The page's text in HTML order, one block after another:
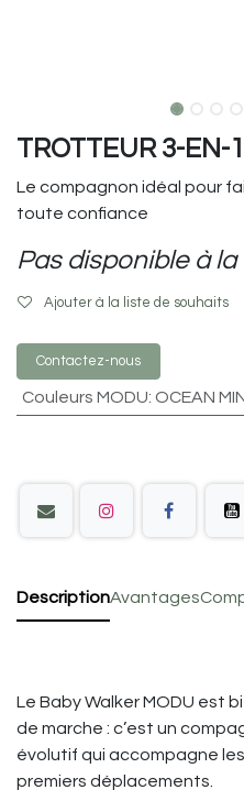
TROTTEUR 3-EN-
Le compagnon idéal pour
toute confiance
Pas disponible à
Ajouter à la liste de souhaits
Contactez-nous
Couleurs MODU: OCEAN
DescriptionAvantages
Le Baby Walker MODU est
de marche : c’est un
évolutif qui accompagne
premiers déplacements.